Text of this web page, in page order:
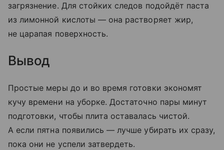
загрязнение. Для стойких следов подойдёт паста
из лимонной кислоты — она растворяет жир,
не царапая поверхность.
Вывод
Простые меры до и во время готовки экономят
кучу времени на уборке. Достаточно пары минут
подготовки, чтобы плита оставалась чистой.
А если пятна появились — лучше убирать их сразу,
пока они не успели затвердеть.